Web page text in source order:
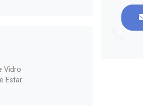
Vidro
Estar